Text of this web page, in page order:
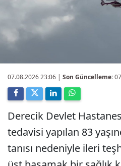
07.08.2026 23:06 | Son Güncelleme:
Derecik Devlet
tedavisi yapılan 83
tanısı nedeniyle ileri